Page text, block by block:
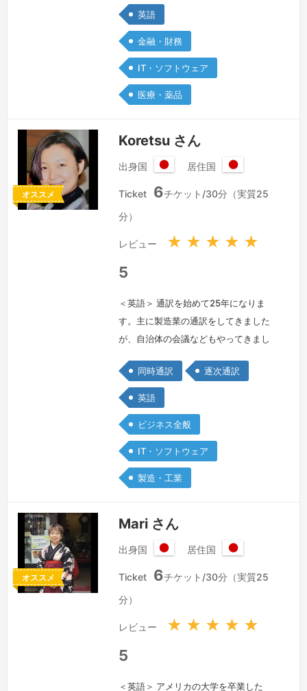
応じさせていただきます。現在の設定
は、短時間の（30分）逐次通訳を想定
しております。逐次通訳は、時間が長い
場合（3時間を超えるなど）、料金を下
げるご提案もございます。同時通訳は内
容や条件に応じ、1名体制交代なしで60
英語
金融・財務
IT・ソフトウェア
医療・薬品
オススメ
Koretsu さん
出身国
本
居住国
本
Ticket 6チケット/30分（実質25
分）
レビュー ★ ★ ★ ★ ★
5
＜英語＞ 通訳を始めて25年になりま
す。主に製造業の通訳をしてきました
が、自治体の会議などもやってきまし
been providing my service for 25
years mainly for manufacturing
companies. I am also currently
working with the local government…
続きを見る »
同時通訳 逐次通訳
英語
ビジネス全般
IT・ソフトウェア
製造・工業
オススメ
Mari さん
出身国
本
居住国
本
Ticket 6チケット/30分（実質25
分）
レビュー ★ ★ ★ ★ ★
5
＜英語＞ アメリカの大学を卒業した